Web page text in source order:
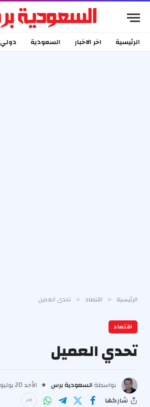
الرئيسية اخر الاخبار السعودية دولي
الرئيسية » اقتصاد » تحدي العميل
اقتصاد
تحدي العميل
بواسطة السعودية برس الأحد 20 يوليو 5:15 م
شاركها